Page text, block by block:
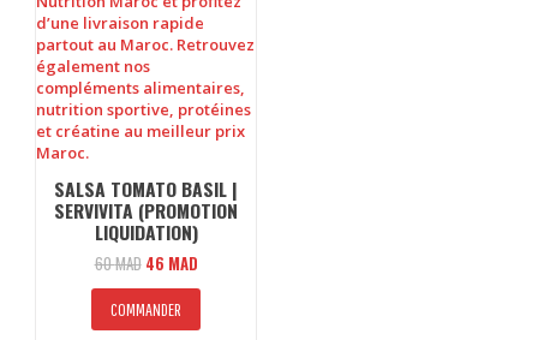
SALSA TOMATO BASIL |
SERVIVITA (PROMOTION
LIQUIDATION)
60MAD Le
prix
initial
était :
46 MADLe
prix
est :
COMMANDER